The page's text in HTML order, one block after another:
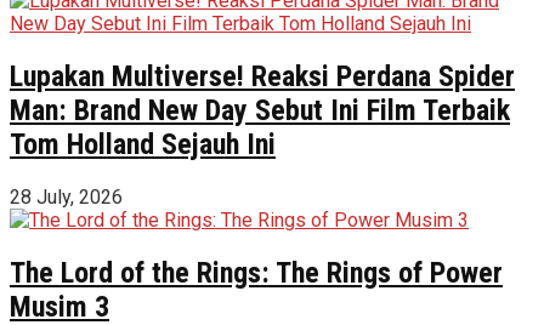
Lupakan Multiverse! Reaksi Perdana Spider
Man: Brand New Day Sebut Ini Film Terbaik
Tom Holland Sejauh Ini
28 July, 2026
The Lord of the Rings: The Rings of Power
Musim 3